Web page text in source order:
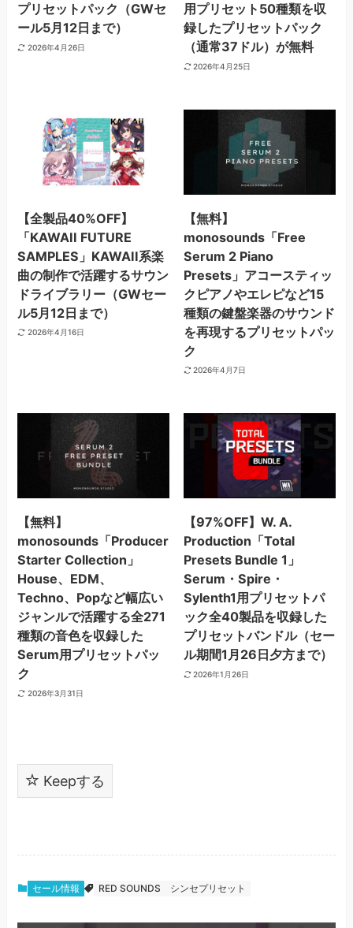
プリセットパック（GWセ
ール5月12日まで）
2026年4月26日
用プリセット50種類を収
録したプリセットパック
（通常37ドル）が無料
2026年4月25日
【全製品40%OFF】
「KAWAII FUTURE
SAMPLES」KAWAII系楽
曲の制作で活躍するサウン
ドライブラリー（GWセー
ル5月12日まで）
2026年4月16日
【無料】
monosounds「Free
Serum 2 Piano
Presets」アコースティッ
クピアノやエレピなど15
種類の鍵盤楽器のサウンド
を再現するプリセットパッ
ク
2026年4月7日
【無料】
monosounds「Producer
Starter Collection」
House、EDM、
Techno、Popなど幅広い
ジャンルで活躍する全271
種類の音色を収録した
Serum用プリセットパッ
ク
2026年3月31日
【97%OFF】W. A.
Production「Total
Presets Bundle 1」
Serum・Spire・
Sylenth1用プリセットパ
ック全40製品を収録した
プリセットバンドル（セー
ル期間1月26日夕方まで）
2026年1月26日
Keepする
セール情報 RED SOUNDS シンセプリセット